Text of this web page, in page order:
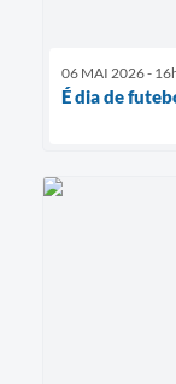
06 MAI 2026 -
É dia de